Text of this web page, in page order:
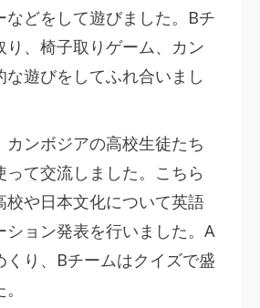
などをして遊びました。Bチ
り、椅子取りゲーム、カン
な遊びをしてふれ合いまし
カンボジアの高校生徒たち
って交流しました。こちら
校や日本文化について英語
ション発表を行いました。A
くり、Bチームはクイズで盛